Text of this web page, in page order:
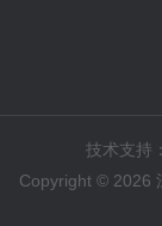
技术支持：
Copyright © 2026